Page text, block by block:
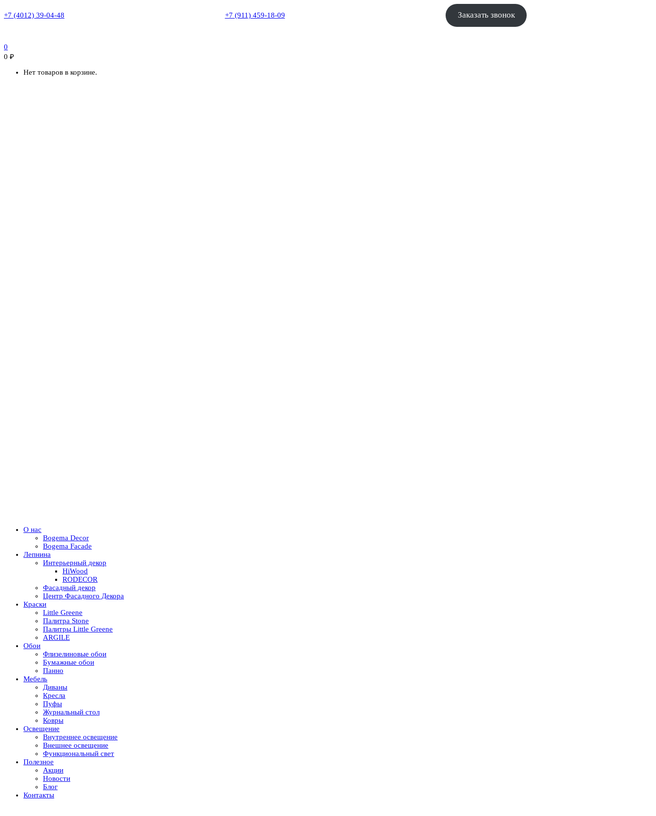
+7 (4012) 39-04-48 +7 (911) 459-18-09 Заказать звонок
0
0 ₽
Нет товаров в корзине.
О нас
Bogema Decor
Bogema Facade
Лепнина
Интерьерный декор
HiWood
RODECOR
Фасадный декор
Центр Фасадного Декора
Краски
Little Greene
Палитра Stone
Палитры Little Greene
ARGILE
Обои
Флизелиновые обои
Бумажные обои
Панно
Мебель
Диваны
Кресла
Пуфы
Журнальный стол
Ковры
Освещение
Внутреннее освещение
Внешнее освещение
Функциональный свет
Полезное
Акции
Новости
Блог
Контакты